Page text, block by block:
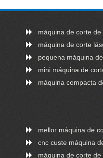
máquina de corte
máquina de corte
pequena máquina
mini máquina de
máquina compacta
mellor máquina de
cnc custe máquina
máquina de corte